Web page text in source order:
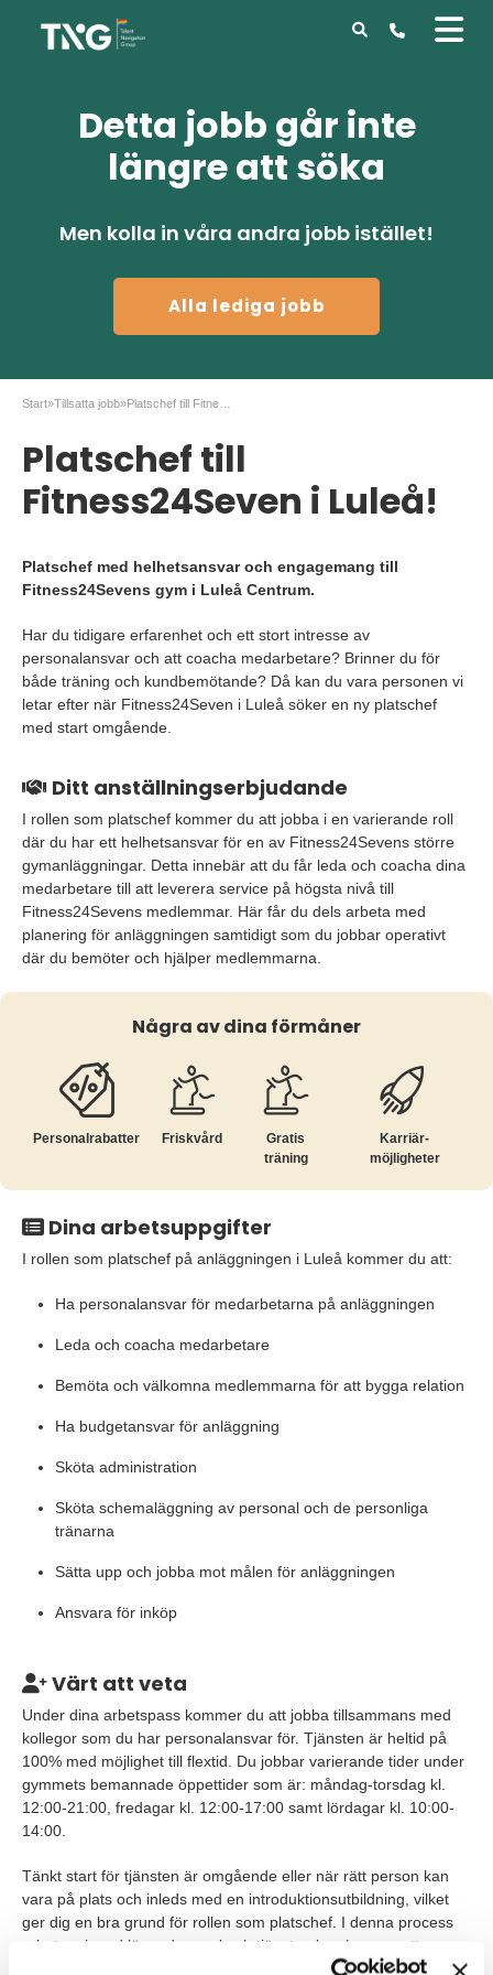
Detta jobb går inte
längre att söka
Men kolla in våra andra jobb istället!
Alla lediga jobb
Start»Tillsatta jobb»
Platschef till
Fitness24Seven i Luleå!
Platschef med helhetsansvar och engagemang till
Fitness24Sevens gym i Luleå Centrum.
Har du tidigare erfarenhet och ett stort intresse av
personalansvar och att coacha medarbetare? Brinner du för
både träning och kundbemötande? Då kan du vara personen vi
letar efter när Fitness24Seven i Luleå söker en ny platschef
med start omgående.
Ditt anställningserbjudande
I rollen som platschef kommer du att jobba i en varierande roll
där du har ett helhetsansvar för en av Fitness24Sevens större
gymanläggningar. Detta innebär att du får leda och coacha dina
medarbetare till att leverera service på högsta nivå till
Fitness24Sevens medlemmar. Här får du dels arbeta med
planering för anläggningen samtidigt som du jobbar operativt
där du bemöter och hjälper medlemmarna.
Några av dina förmåner
Personalrabatter Friskvård
Gratis
träning
Karriär­
möjligheter
Dina arbetsuppgifter
I rollen som platschef på anläggningen i Luleå kommer du att:
Ha personalansvar för medarbetarna på anläggningen
Leda och coacha medarbetare
Bemöta och välkomna medlemmarna för att bygga relation
Ha budgetansvar för anläggning
Sköta administration
Sköta schemaläggning av personal och de personliga
tränarna
Sätta upp och jobba mot målen för anläggningen
Ansvara för inköp
Värt att veta
Under dina arbetspass kommer du att jobba tillsammans med
kollegor som du har personalansvar för. Tjänsten är heltid på
100% med möjlighet till flextid. Du jobbar varierande tider under
gymmets bemannade öppettider som är: måndag-torsdag kl.
12:00-21:00, fredagar kl. 12:00-17:00 samt lördagar kl. 10:00-
14:00.
Tänkt start för tjänsten är omgående eller när rätt person kan
vara på plats och inleds med en introduktionsutbildning, vilket
ger dig en bra grund för rollen som platschef. I denna process
arbetar vi med löpande urval och tjänsten kan komma att